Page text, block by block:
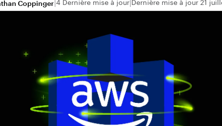
Coppinger 4 Dernière mise à jour Dernière mise à jour 21